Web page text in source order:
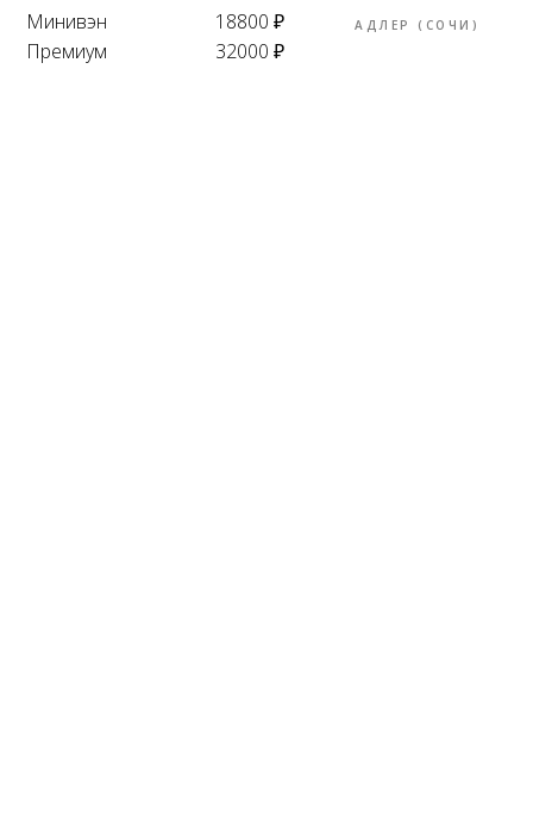
Минивэн
18800 ₽
Премиум
32000 ₽
АДЛЕР (СОЧИ)